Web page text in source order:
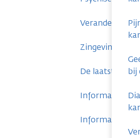
bij
Veranderingen
Zingeving en
De laatste fase
Informatie
Informatie voor